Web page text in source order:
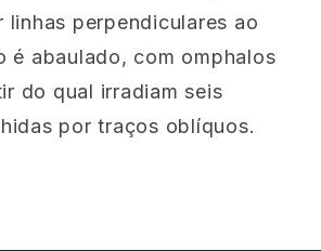
linhas perpendiculares ao
é abaulado, com omphalos
do qual irradiam seis
por traços oblíquos.